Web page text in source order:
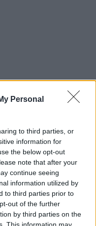
Personal
to third parties, or
information for
the below opt-out
note that after your
continue seeing
information utilized by
to third parties prior to
out of the further
by third parties on the
This information may
τουρίστες
βανάκι transfer
για το ξέφρενο